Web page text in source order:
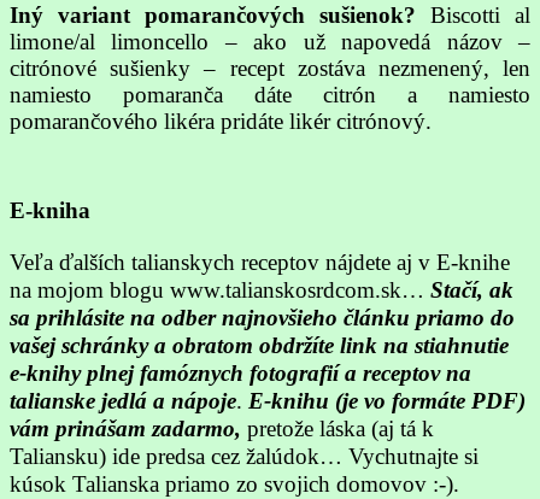
Iný variant pomarančových sušienok? Biscotti al
limone/al limoncello – ako už napovedá názov –
citrónové sušienky – recept zostáva nezmenený, len
namiesto pomaranča dáte citrón a namiesto
pomarančového likéra pridáte likér citrónový.
E-kniha
Veľa ďalších talianskych receptov nájdete aj v E-knihe
na mojom blogu www.talianskosrdcom.sk… Stačí, ak
sa prihlásite na odber najnovšieho článku priamo do
vašej schránky a obratom obdržíte link na stiahnutie
e-knihy plnej famóznych fotografií a receptov na
talianske jedlá a nápoje. E-knihu (je vo formáte PDF)
vám prinášam zadarmo, pretože láska (aj tá k
Taliansku) ide predsa cez žalúdok… Vychutnajte si
kúsok Talianska priamo zo svojich domovov :-).